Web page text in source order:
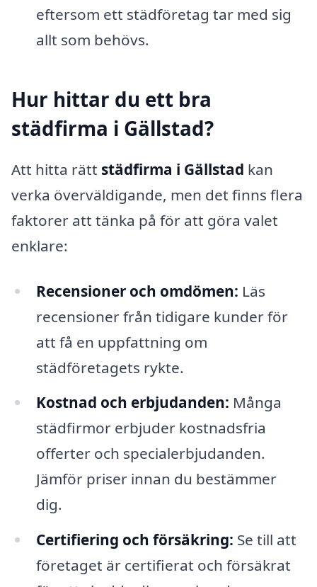
eftersom ett städföretag tar med sig
allt som behövs.
Hur hittar du ett bra
städfirma i Gällstad?
Att hitta rätt städfirma i Gällstad kan
verka överväldigande, men det finns flera
faktorer att tänka på för att göra valet
enklare:
Recensioner och omdömen: Läs
recensioner från tidigare kunder för
att få en uppfattning om
städföretagets rykte.
Kostnad och erbjudanden: Många
städfirmor erbjuder kostnadsfria
offerter och specialerbjudanden.
Jämför priser innan du bestämmer
dig.
Certifiering och försäkring: Se till att
företaget är certifierat och försäkrat